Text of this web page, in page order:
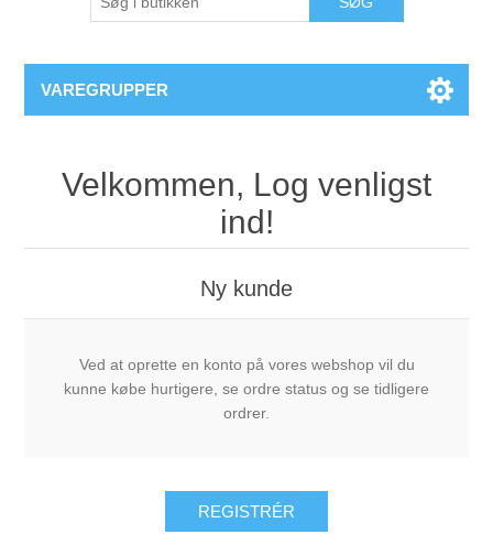
VAREGRUPPER
Velkommen, Log venligst
ind!
Ny kunde
Ved at oprette en konto på vores webshop vil du
kunne købe hurtigere, se ordre status og se tidligere
ordrer.